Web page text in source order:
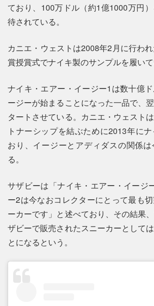
ており、100万ドル（約1億1000万円
待されている。
カニエ・ウェストは2008年2月に行わ
賞授賞式でナイキ製のサンプルを履いて
ナイキ・エアー・イージー1は数十億
ージーが始まることになった一品で、
タートさせている。カニエ・ウェスト
トナーシップを結ぶために2013年に
おり、イージーとアディダスの関係
る。
サザビーは「ナイキ・エアー・イージ
ー2は今なおコレクターにとって最も
ーカーです」と述べており、その結果
ザビーで販売されたスニーカーとして
とになるという。